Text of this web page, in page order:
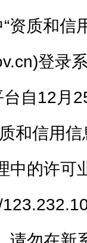
“资质和信
登录
自12月
和信用
中的许可